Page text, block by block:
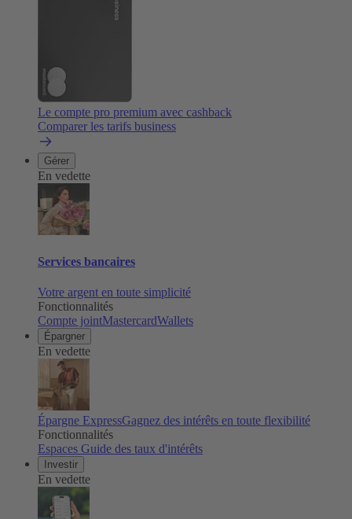
Le compte pro premium avec cashback
Comparer les tarifs business
Gérer
En vedette
Services bancaires
Votre argent en toute simplicité
Fonctionnalités
Compte jointMastercardWallets
Épargner
En vedette
Épargne ExpressGagnez des intérêts en toute flexibilité
Fonctionnalités
Espaces Guide des taux d'intérêts
Investir
En vedette